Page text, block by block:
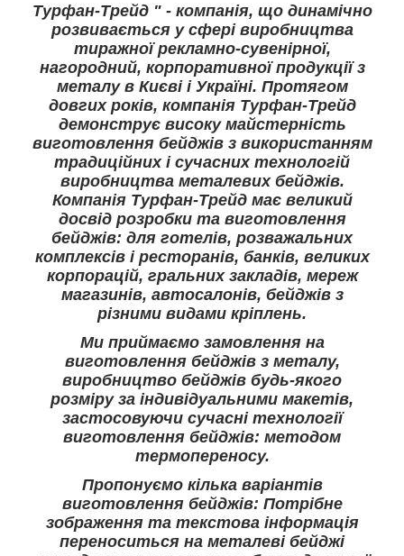
Турфан-Трейд " - компанія, що динамічно
розвивається у сфері виробництва
тиражної рекламно-сувенірної,
нагородний, корпоративної продукції з
металу в Києві і Україні. Протягом
довгих років, компанія Турфан-Трейд
демонструє високу майстерність
виготовлення бейджів з використанням
традиційних і сучасних технологій
виробництва металевих бейджів.
Компанія Турфан-Трейд має великий
досвід розробки та виготовлення
бейджів: для готелів, розважальних
комплексів і ресторанів, банків, великих
корпорацій, гральних закладів, мереж
магазинів, автосалонів, бейджів з
різними видами кріплень.
Ми приймаємо замовлення на
виготовлення бейджів з металу,
виробництво бейджів будь-якого
розміру за індивідуальними макетів,
застосовуючи сучасні технології
виготовлення бейджів: методом
термопереносу.
Пропонуємо кілька варіантів
виготовлення бейджів: Потрібне
зображення та текстова інформація
переноситься на металеві бейджі